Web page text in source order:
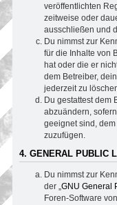
veröffentlichten
zeitweise oder
ausschließen und
Du nimmst zur
für die Inhalte von
hat oder die er
dem Betreiber,
jederzeit zu
Du gestattest dem
abzuändern,
geeignet sind,
zuzufügen.
4. GENERAL PUBLIC
Du nimmst zur
der „GNU General
Foren-Software